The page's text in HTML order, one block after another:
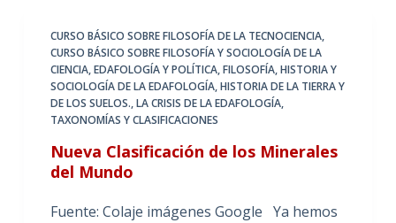
CURSO BÁSICO SOBRE FILOSOFÍA DE LA TECNOCIENCIA,
CURSO BÁSICO SOBRE FILOSOFÍA Y SOCIOLOGÍA DE LA
CIENCIA,EDAFOLOGÍA Y POLÍTICA,FILOSOFÍA, HISTORIA Y
SOCIOLOGÍA DE LA EDAFOLOGÍA,HISTORIA DE LA TIERRA Y
DE LOS SUELOS.,LA CRISIS DE LA EDAFOLOGÍA,
TAXONOMÍAS Y CLASIFICACIONES
Nueva Clasificación de los Minerales
del Mundo
Fuente: Colaje imágenes Google Ya hemos